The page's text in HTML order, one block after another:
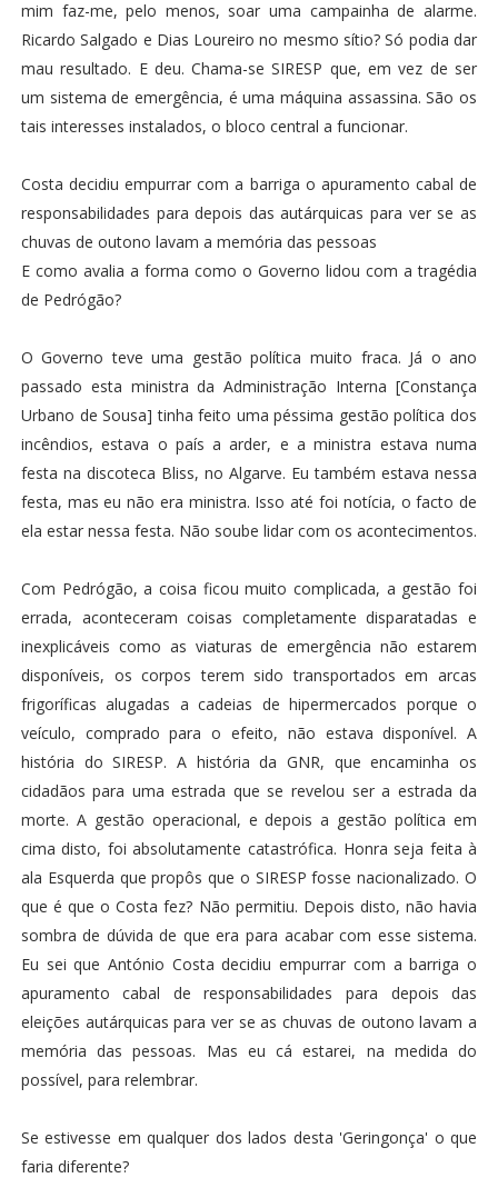
mim faz-me, pelo menos, soar uma campainha de alarme.
Ricardo Salgado e Dias Loureiro no mesmo sítio? Só podia dar
mau resultado. E deu. Chama-se SIRESP que, em vez de ser
um sistema de emergência, é uma máquina assassina. São os
tais interesses instalados, o bloco central a funcionar.
Costa decidiu empurrar com a barriga o apuramento cabal de
responsabilidades para depois das autárquicas para ver se as
chuvas de outono lavam a memória das pessoas
E como avalia a forma como o Governo lidou com a tragédia
de Pedrógão?
O Governo teve uma gestão política muito fraca. Já o ano
passado esta ministra da Administração Interna [Constança
Urbano de Sousa] tinha feito uma péssima gestão política dos
incêndios, estava o país a arder, e a ministra estava numa
festa na discoteca Bliss, no Algarve. Eu também estava nessa
festa, mas eu não era ministra. Isso até foi notícia, o facto de
ela estar nessa festa. Não soube lidar com os acontecimentos.
Com Pedrógão, a coisa ficou muito complicada, a gestão foi
errada, aconteceram coisas completamente disparatadas e
inexplicáveis como as viaturas de emergência não estarem
disponíveis, os corpos terem sido transportados em arcas
frigoríficas alugadas a cadeias de hipermercados porque o
veículo, comprado para o efeito, não estava disponível. A
história do SIRESP. A história da GNR, que encaminha os
cidadãos para uma estrada que se revelou ser a estrada da
morte. A gestão operacional, e depois a gestão política em
cima disto, foi absolutamente catastrófica. Honra seja feita à
ala Esquerda que propôs que o SIRESP fosse nacionalizado. O
que é que o Costa fez? Não permitiu. Depois disto, não havia
sombra de dúvida de que era para acabar com esse sistema.
Eu sei que António Costa decidiu empurrar com a barriga o
apuramento cabal de responsabilidades para depois das
eleições autárquicas para ver se as chuvas de outono lavam a
memória das pessoas. Mas eu cá estarei, na medida do
possível, para relembrar.
Se estivesse em qualquer dos lados desta 'Geringonça' o que
faria diferente?